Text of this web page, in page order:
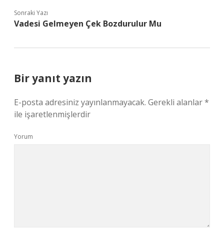
Sonraki Yazı
Vadesi Gelmeyen Çek Bozdurulur Mu
Bir yanıt yazın
E-posta adresiniz yayınlanmayacak. Gerekli alanlar*
ile işaretlenmişlerdir
Yorum